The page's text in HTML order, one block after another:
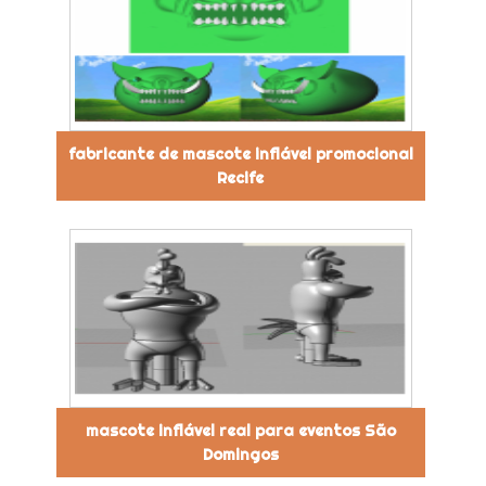
fabricante de mascote inflável promocional
Recife
mascote inflável real para eventos São
Domingos